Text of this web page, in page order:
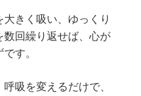
きく吸い、ゆっくり
数回繰り返せば、心が
す。
吸を変えるだけで、